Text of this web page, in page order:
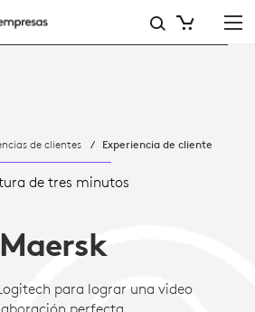
de clientes Experiencia de cliente
de tres minutos
Maersk
para lograr una video
perfecta